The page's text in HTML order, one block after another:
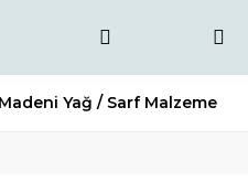
Madeni Yağ / Sarf Malzeme